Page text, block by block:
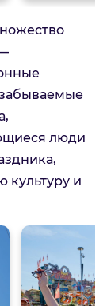
люди
культуру и
данные